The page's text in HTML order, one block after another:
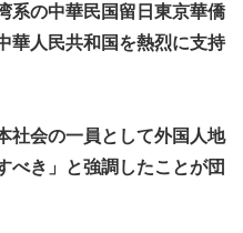
系の中華民国留日東京華僑
華人民共和国を熱烈に支持
社会の一員として外国人地
べき」と強調したことが団